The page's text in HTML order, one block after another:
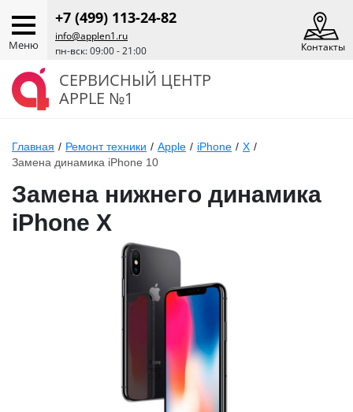
Меню
+7 (499) 113-24-82
info@applen1.ru
пн-вск: 09:00 - 21:00
Контакты
СЕРВИСНЫЙ ЦЕНТР
APPLE №1
Главная / Ремонт техники / Apple / iPhone / X /
Замена динамика iPhone 10
Замена нижнего динамика
iPhone X